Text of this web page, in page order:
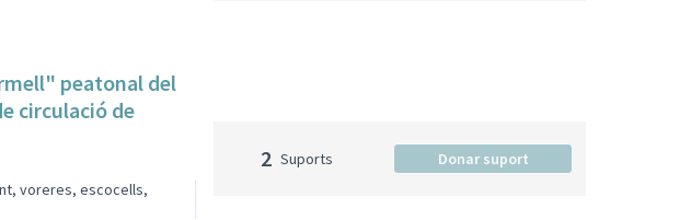
peatonal del
circulació de
voreres, escocells,
2 Suports Donar suport